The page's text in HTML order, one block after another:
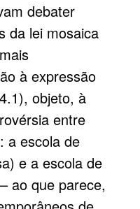
debater
da lei mosaica
à expressão
objeto, à
entre
a escola de
e a escola de
ao que parece,